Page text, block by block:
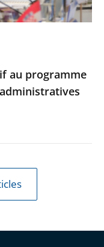
au programme